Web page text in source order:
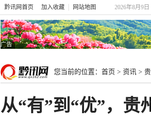
黔讯网首页 加入收藏 网站地图 2026年8月9
广告
您当前的位置： 首页 > 资讯 >
从“有”到“优”，贵